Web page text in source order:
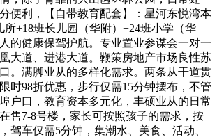
便利，【自带教育配套】：星河东悦湾本
所+18班长儿园（华附）+24班小学（华
的健康保驾护航。专业置业参谋会一对一
大道、进港大道。鞭策房地产市场良性苏
。满脚业从的多样化需求。两条从干道贯
时98折优惠，步行仅需15分钟摆布，不管
户口，教育资本多元化，丰硕业从的日常
售7-8号楼，家长可按照孩子的需求，按
驾车仅需5分钟，集潮水、美食、活动、